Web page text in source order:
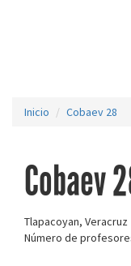
Inicio Cobaev 28
Cobaev
Tlapacoyan, Veracruz
Número de